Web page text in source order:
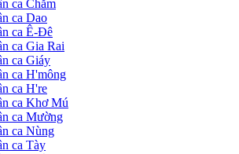
ca Chăm
ca Dao
ca Ê-Đê
ca Gia Rai
ca Giáy
ca H'mông
ca H're
ca Khơ Mú
ca Mường
ca Nùng
ca Tày